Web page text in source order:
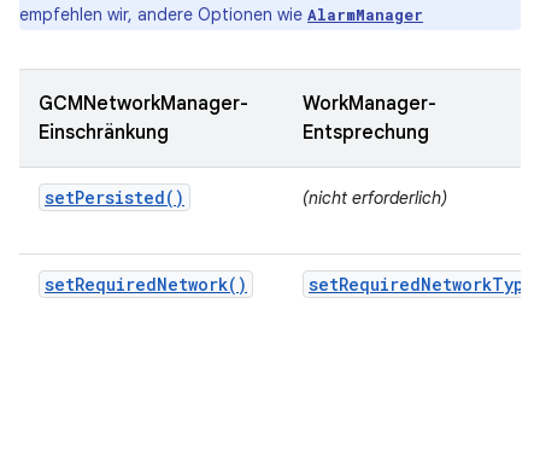
empfehlen wir, andere Optionen wie AlarmManager
GCMNetworkManager-
Einschränkung
WorkManager-
Entsprechung
setPersisted() (nicht erforderlich)
setRequiredNetwork()